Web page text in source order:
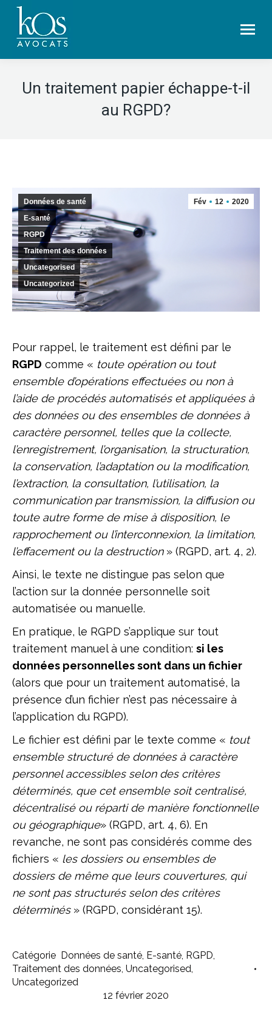
Un traitement papier échappe-t-il
au RGPD?
Fév 12 2020
Données de santé
E-santé
RGPD
Traitement des données
Uncategorised
Uncategorized
Pour rappel, le traitement est défini par le
RGPD comme « toute opération ou tout
ensemble d’opérations effectuées ou non à
l’aide de procédés automatisés et appliquées à
des données ou des ensembles de données à
caractère personnel, telles que la collecte,
l’enregistrement, l’organisation, la structuration,
la conservation, l’adaptation ou la modification,
l’extraction, la consultation, l’utilisation, la
communication par transmission, la diffusion ou
toute autre forme de mise à disposition, le
rapprochement ou l’interconnexion, la limitation,
l’effacement ou la destruction» (RGPD, art. 4, 2).
Ainsi, le texte ne distingue pas selon que
l’action sur la donnée personnelle soit
automatisée ou manuelle.
En pratique, le RGPD s’applique sur tout
traitement manuel à une condition: si les
données personnelles sont dans un fichier
(alors que pour un traitement automatisé, la
présence d’un fichier n’est pas nécessaire à
l’application du RGPD).
Le fichier est défini par le texte comme « tout
ensemble structuré de données à caractère
personnel accessibles selon des critères
déterminés, que cet ensemble soit centralisé,
décentralisé ou réparti de manière fonctionnelle
ou géographique» (RGPD, art. 4, 6). En
revanche, ne sont pas considérés comme des
fichiers « les dossiers ou ensembles de
dossiers de même que leurs couvertures, qui
ne sont pas structurés selon des critères
déterminés» (RGPD, considérant 15).
Catégorie Données de santé, E-santé, RGPD,
Traitement des données, Uncategorised,
Uncategorized
12 février 2020